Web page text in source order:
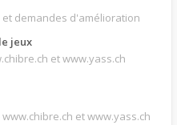
demandes d'amélioration
de jeux
et www.yass.ch
et www.yass.ch